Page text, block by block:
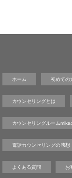
ホーム 初めての
カウンセリングとは
カウンセリングルームmika
電話カウンセリングの感想
よくある質問 お